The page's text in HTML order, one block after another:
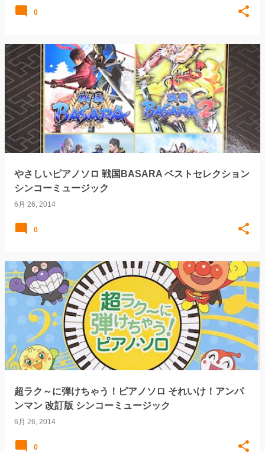
0
やさしいピアノソロ 戦国BASARA ベストセレクション
シンコーミュージック
6月 26, 2014
0
超ラク～に弾けちゃう！ピアノソロ それいけ！アンパ
ンマン 改訂版 シンコーミュージック
6月 26, 2014
0